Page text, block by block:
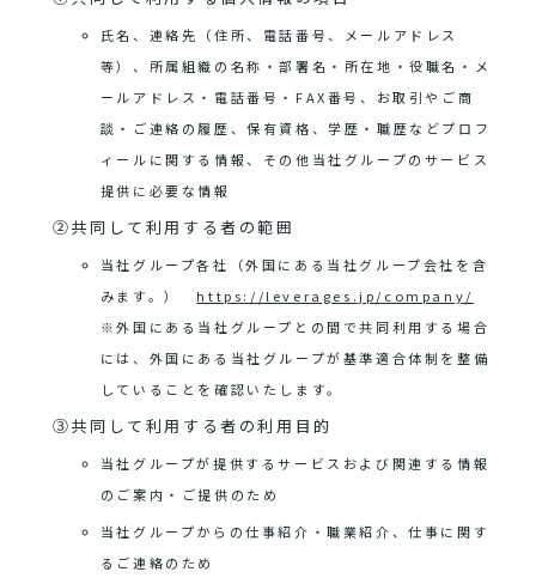
氏名、連絡先（住所、電話番号、メールアドレス
等）、所属組織の名称・部署名・所在地・役職名・メ
ールアドレス・電話番号・FAX番号、お取引やご商
談・ご連絡の履歴、保有資格、学歴・職歴などプロフ
ィールに関する情報、その他当社グループのサービス
提供に必要な情報
②共同して利用する者の範囲
当社グループ各社（外国にある当社グループ会社を含
みます。） https://leverages.jp/company/
※外国にある当社グループとの間で共同利用する場合
には、外国にある当社グループが基準適合体制を整備
していることを確認いたします。
③共同して利用する者の利用目的
当社グループが提供するサービスおよび関連する情報
のご案内・ご提供のため
当社グループからの仕事紹介・職業紹介、仕事に関す
るご連絡のため